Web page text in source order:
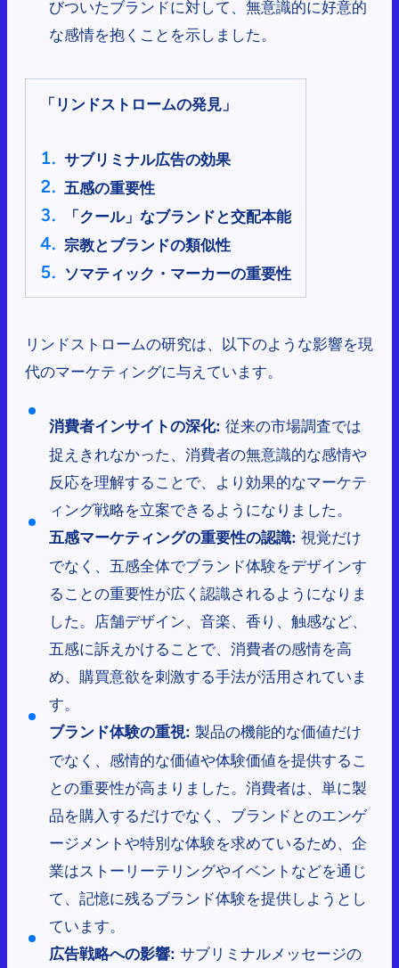
びついたブランドに対して、無意識的に好意的
な感情を抱くことを示しました。
「リンドストロームの発見」
サブリミナル広告の効果
五感の重要性
「クール」なブランドと交配本能
宗教とブランドの類似性
ソマティック・マーカーの重要性
リンドストロームの研究は、以下のような影響を現
代のマーケティングに与えています。
消費者インサイトの深化: 従来の市場調査では
捉えきれなかった、消費者の無意識的な感情や
反応を理解することで、より効果的なマーケテ
ィング戦略を立案できるようになりました。
五感マーケティングの重要性の認識: 視覚だけ
でなく、五感全体でブランド体験をデザインす
ることの重要性が広く認識されるようになりま
した。店舗デザイン、音楽、香り、触感など、
五感に訴えかけることで、消費者の感情を高
め、購買意欲を刺激する手法が活用されていま
す。
ブランド体験の重視: 製品の機能的な価値だけ
でなく、感情的な価値や体験価値を提供するこ
との重要性が高まりました。消費者は、単に製
品を購入するだけでなく、ブランドとのエンゲ
ージメントや特別な体験を求めているため、企
業はストーリーテリングやイベントなどを通じ
て、記憶に残るブランド体験を提供しようとし
ています。
広告戦略への影響: サブリミナルメッセージの